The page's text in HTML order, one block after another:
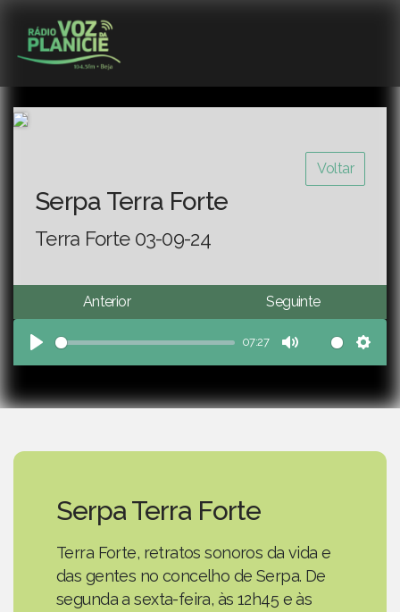
Voltar
Serpa Terra Forte
Terra Forte 03-09-24
Anterior Seguinte
Play
07:27
Mute
Serpa Terra Forte
Terra Forte, retratos sonoros da vida e
das gentes no concelho de Serpa. De
segunda a sexta-feira, às 12h45 e às